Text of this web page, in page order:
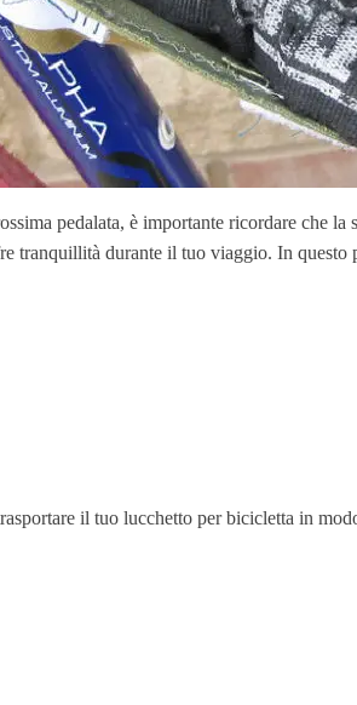
pedalata, è importante ricordare che
tranquillità durante il tuo viaggio. In
il tuo lucchetto per bicicletta in